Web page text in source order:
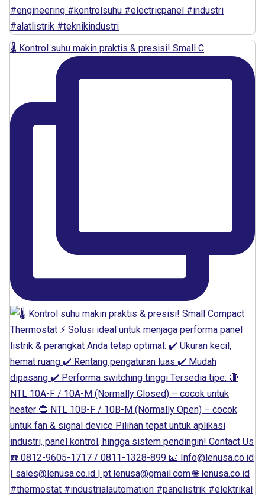
🌡️ Kontrol suhu makin praktis & presisi! Small C